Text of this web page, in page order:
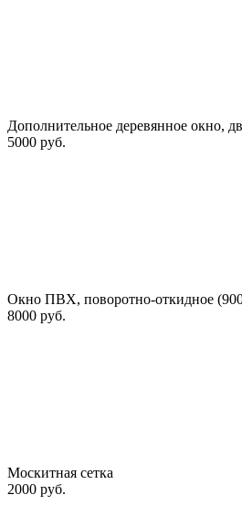
Дополнительное деревянное окно,
5000 руб.
Окно ПВХ, поворотно-откидное
8000 руб.
Москитная сетка
2000 руб.